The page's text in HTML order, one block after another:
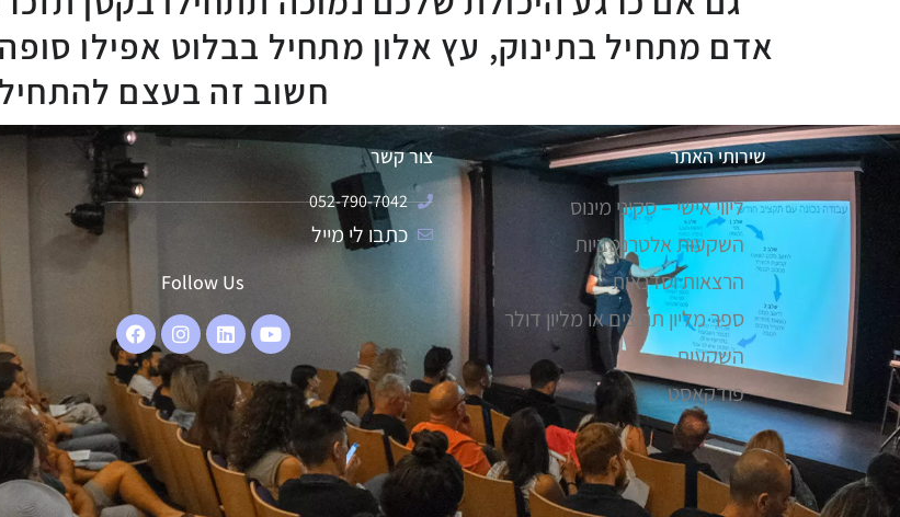
אדם מתחיל בתינוק, עץ אלון מתחיל בבלוט אפילו
חשוב זה בעצם להתחיל
שירותי האתר
ליווי אישי – סקיני מינוס
השקעות אלטרנטביות
הרצאות וסדנאות
ספר מליון תרוצים או מליון דולר
השקעות
פודקאסט
צור קשר
052-790-7042
כתבו לי מייל
Follow Us